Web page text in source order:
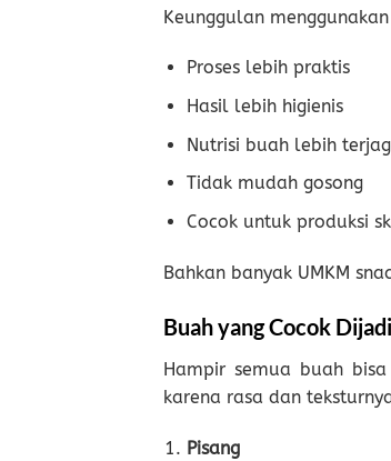
Keunggulan
Proses lebih praktis
Hasil lebih higienis
Nutrisi buah lebih
Tidak mudah gosong
Cocok untuk produksi
Bahkan banyak UMKM
Buah yang Cocok
Hampir semua buah
karena rasa dan
Pisang